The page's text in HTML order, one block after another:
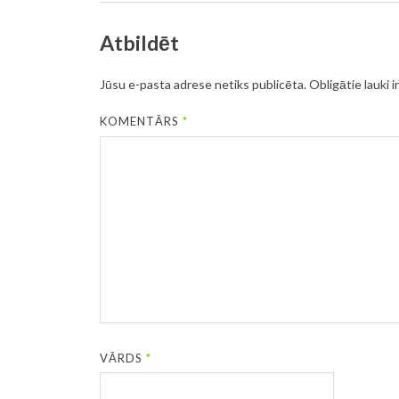
Atbildēt
Jūsu e-pasta adrese netiks publicēta.Obligātie lauki
KOMENTĀRS*
VĀRDS*